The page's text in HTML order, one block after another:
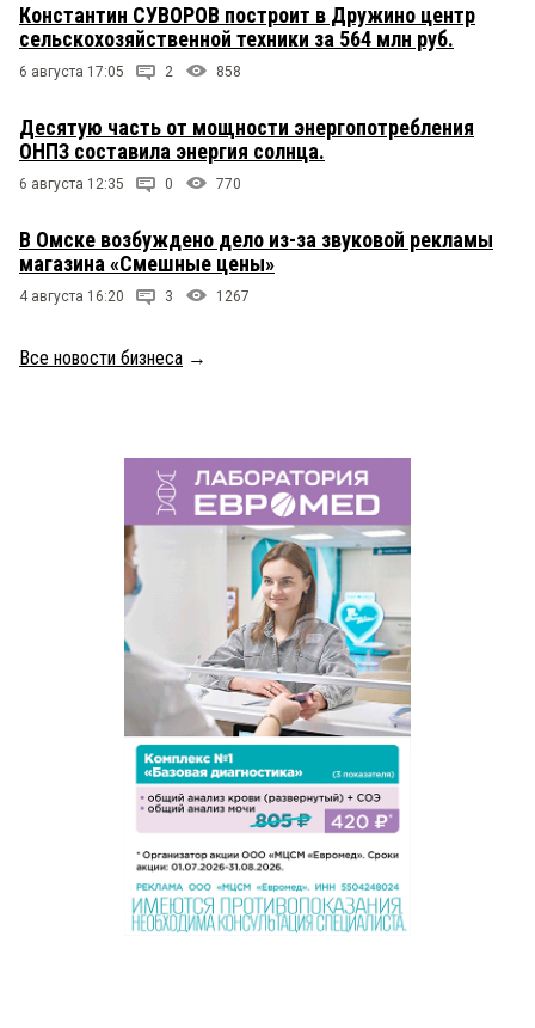
Константин СУВОРОВ построит в Дружино центр
сельскохозяйственной техники за 564 млн руб.
6 августа 17:05 2 858
Десятую часть от мощности энергопотребления
ОНПЗ составила энергия солнца.
6 августа 12:35 0 770
В Омске возбуждено дело из-за звуковой рекламы
магазина «Смешные цены»
4 августа 16:20 3 1267
Все новости бизнеса →